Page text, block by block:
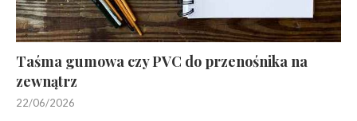
Taśma gumowa czy PVC do przenośnika na
zewnątrz
22/06/2026